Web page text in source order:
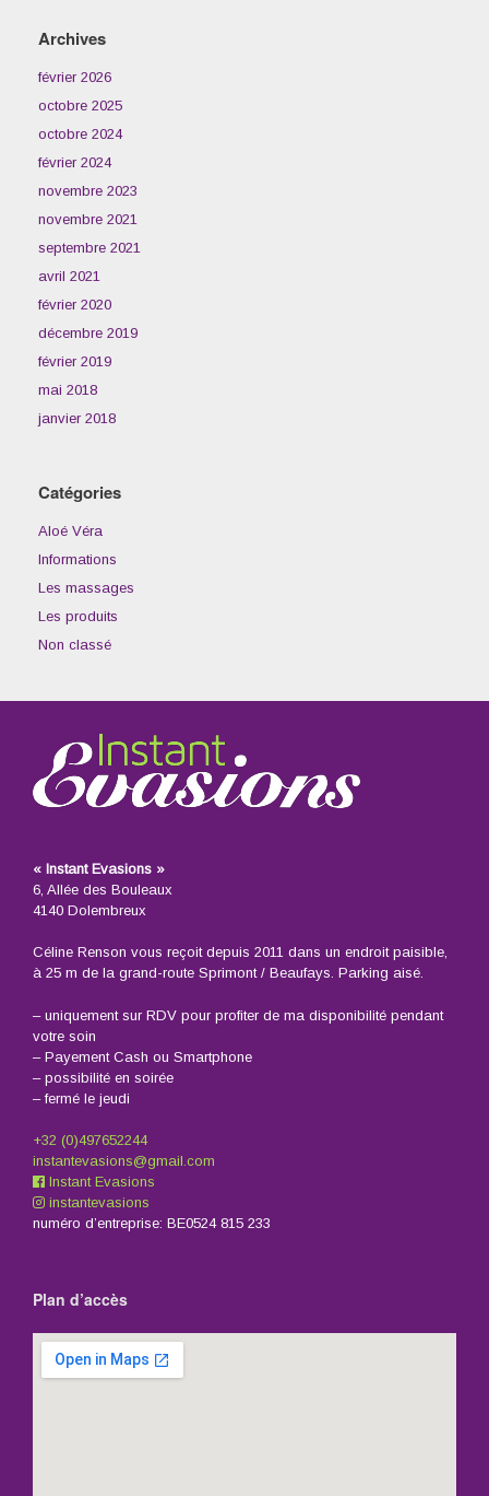
Archives
février 2026
octobre 2025
octobre 2024
février 2024
novembre 2023
novembre 2021
septembre 2021
avril 2021
février 2020
décembre 2019
février 2019
mai 2018
janvier 2018
Catégories
Aloé Véra
Informations
Les massages
Les produits
Non classé
« Instant Evasions »
6, Allée des Bouleaux
4140 Dolembreux
Céline Renson vous reçoit depuis 2011 dans un endroit paisible,
à 25 m de la grand-route Sprimont / Beaufays. Parking aisé.
– uniquement sur RDV pour profiter de ma disponibilité pendant
votre soin
– Payement Cash ou Smartphone
– possibilité en soirée
– fermé le jeudi
+32 (0)497652244
instantevasions@gmail.com
Instant Evasions
instantevasions
numéro d’entreprise: BE0524 815 233
Plan d’accès